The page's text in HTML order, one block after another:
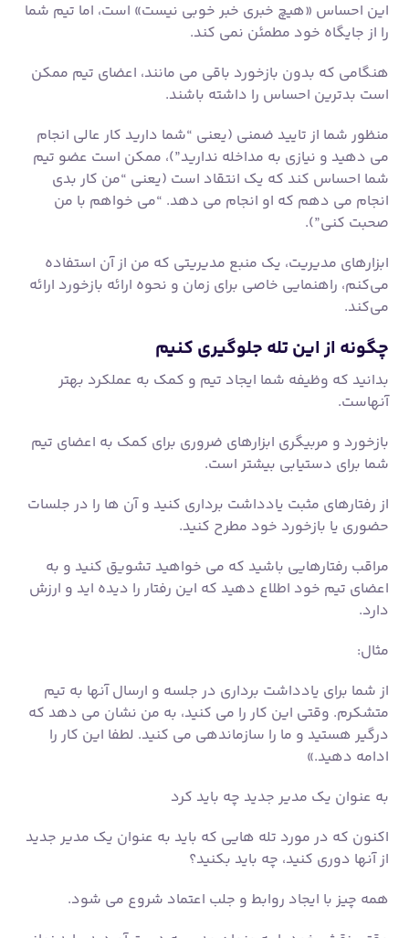
شما احساس کند که یک انتقاد است (یعنی “من کار بدی
انجام می دهم که او انجام می دهد. “می خواهم با من
ابزارهای مدیریت، یک منبع مدیریتی که من از آن استفاده
می‌کند.
چگونه از این تله جلوگیری کنیم
بدانید که وظیفه شما ایجاد تیم و کمک به عملکرد بهتر
آنهاست.
بازخورد و مربیگری ابزارهای ضروری برای کمک به اعضای تیم
شما برای دستیابی بیشتر است.
از رفتارهای مثبت یادداشت برداری کنید و آن ها را در جلسات
حضوری یا بازخورد خود مطرح کنید.
مراقب رفتارهایی باشید که می خواهید تشویق کنید و به
دارد.
از شما برای یادداشت برداری در جلسه و ارسال آنها به تیم
درگیر هستید و ما را سازماندهی می کنید. لطفا این کار را
ادامه دهید.»
از آنها دوری کنید، چه باید بکنید؟
همه چیز با ایجاد روابط و جلب اعتماد شروع می شود.
را برای رفتن به یک تور شنیداری اختصاص دهید.
با هر یک از اعضای تیم و سهامداران کلیدی خود یک به یک
برنامه ریزی کنید.
این مهم است حتی اگر شما در حال ارتقاء باشید و از قبل